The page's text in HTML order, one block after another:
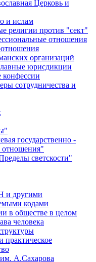
Церковь и
и ислам
религии против "сект"
отношения
организаций
юрисдикции
сотрудничества и
государственно -
отношения"
светскости"
и другими
кодами
в обществе в целом
человека
практическое
А.Сахарова